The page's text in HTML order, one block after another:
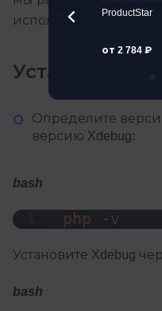
использования Xdebug.
Установка
Определите
версию Xdebug:
bash
php -v
Установите Xdebug
bash
261 отзыв ProductStar
от 2 784 ₽